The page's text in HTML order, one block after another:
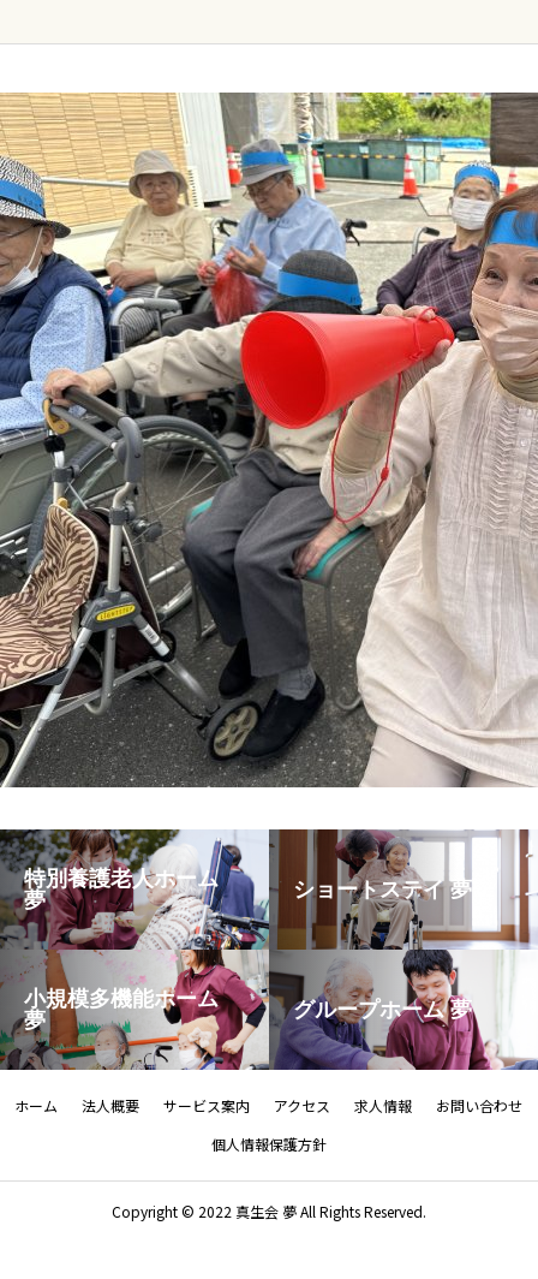
特別養護老人ホーム
夢
ショートステイ 夢
小規模多機能ホーム
夢
グループホーム 夢
ホーム 法人概要 サービス案内 アクセス 求人情報
お問い合わせ
個人情報保護方針
Copyright © 2022 真生会 夢 All Rights Reserved.